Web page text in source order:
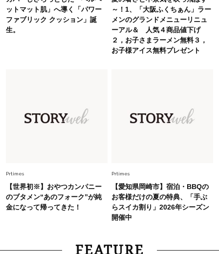
オシャレ40代の【ワンピ＆オールインワン】最
旬着こなし3選。地味見え回避のコツは「バッグ
ットマット肌」へ導く「パワー
ファブリック クッション」誕
生。
～！1、「大阪ふくちぁん」ラー
メンのグランドメニューリニュ
ーアル＆ 人気４商品値下げ
２，お子さまラーメン無料３，
お子様アイス無料プレゼント
Prtimes
【世界初※】おやつカンパニー
のブタメン“あのフォーク”が純
金になって帰ってきた！
Prtimes
【愛知県岡崎市】宿泊・BBQの
お客様だけの夏の特典、「手ぶ
らスイカ割り」2026年シーズン
開催中
FEATURE